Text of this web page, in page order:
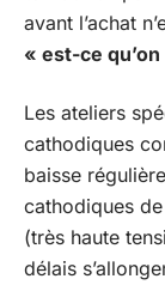
avant l’achat
« est-ce
Les ateliers
cathodiques
baisse
cathodiques
(très haute
délais